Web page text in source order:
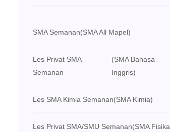
SMA Semanan(SMA All Mapel)
Les Privat SMA
Semanan
(SMA Bahasa
Inggris)
Les SMA Kimia Semanan(SMA Kimia)
Les Privat SMA/SMU Semanan(SMA